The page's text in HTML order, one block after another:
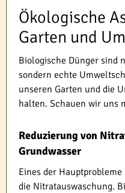
Ökologische
Garten und
Biologische Dünger sind
sondern echte
unseren Garten und die
halten. Schauen wir uns
Reduzierung von
Grundwasser
Eines der
die Nitratauswaschung.